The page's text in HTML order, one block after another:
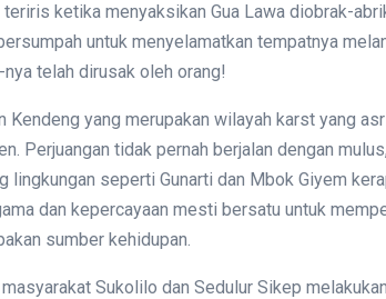
teriris ketika menyaksikan Gua Lawa diobrak-
untuk menyelamatkan tempatnya
-nya telah dirusak oleh orang!
Kendeng yang merupakan wilayah karst yang
Perjuangan tidak pernah berjalan dengan
lingkungan seperti Gunarti dan Mbok Giyem
dan kepercayaan mesti bersatu untuk
sumber kehidupan.
Sukolilo dan Sedulur Sikep